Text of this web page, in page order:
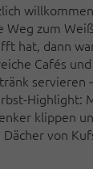
Weg zum
hat, dann
Cafés
servieren
Highlight:
klippen
von